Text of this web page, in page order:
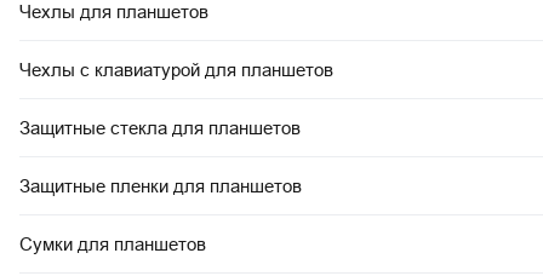
Чехлы для планшетов
Чехлы с клавиатурой для планшетов
Защитные стекла для планшетов
Защитные пленки для планшетов
Сумки для планшетов